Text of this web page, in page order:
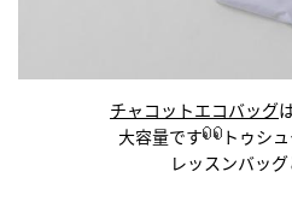
チャコットエコバッグ
大容量です
トゥシ
レッスンバッ